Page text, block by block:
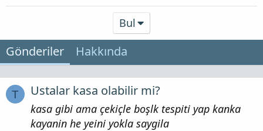
Bul
Gönderiler Hakkında
T Ustalar kasa olabilir mi?
kasa gibi ama çekiçle boşlk tespiti yap kanka
kayanin he yeini yokla saygila